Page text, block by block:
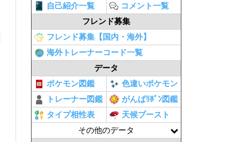
自己紹介一覧
コメント一覧
フレンド募集
フレンド募集【国内・海外】
海外トレーナーコード一覧
データ
ポケモン図鑑
色違いポケモン
トレーナー図鑑
がんばﾘﾎﾞﾝ図鑑
タイプ相性表
天候ブースト
その他のデータ